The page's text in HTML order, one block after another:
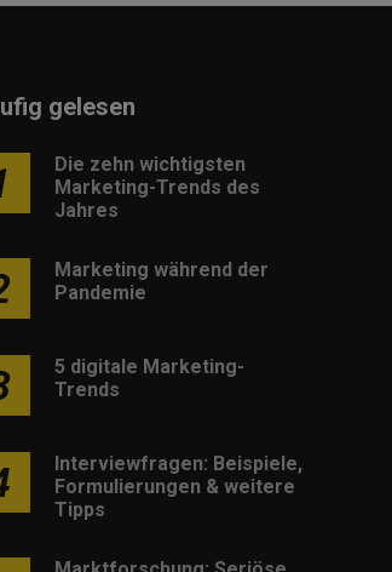
gelesen
Die zehn wichtigsten
Marketing-Trends des
Jahres
Marketing während der
Pandemie
5 digitale Marketing-
Trends
Interviewfragen: Beispiele,
Formulierungen & weitere
Tipps